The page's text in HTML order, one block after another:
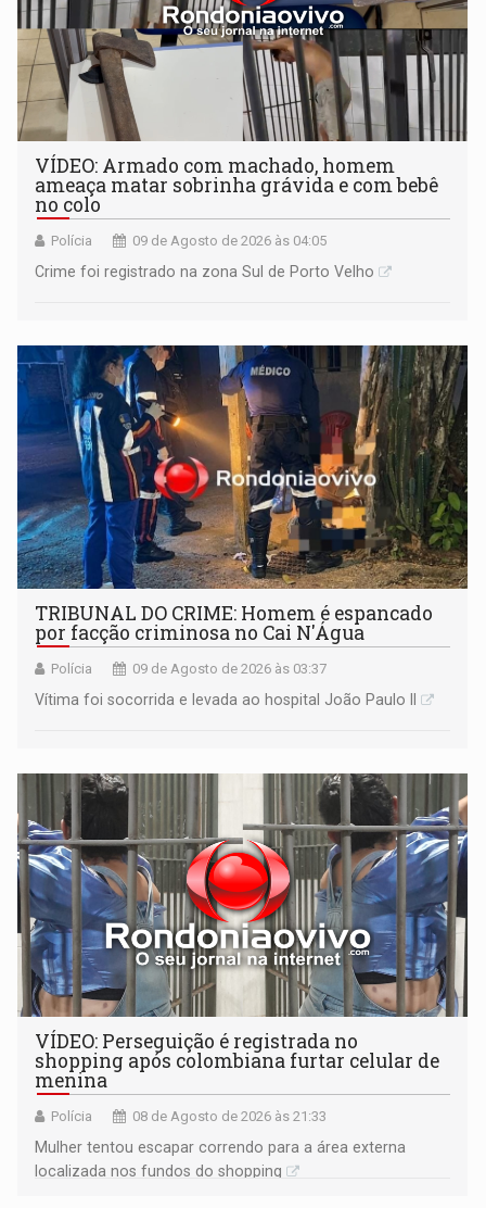
VÍDEO: Armado com machado, homem
ameaça matar sobrinha grávida e com bebê
no colo
Polícia 09 de Agosto de 2026 às 04:05
Crime foi registrado na zona Sul de Porto Velho
TRIBUNAL DO CRIME: Homem é espancado
por facção criminosa no Cai N'Água
Polícia 09 de Agosto de 2026 às 03:37
Vítima foi socorrida e levada ao hospital João Paulo II
VÍDEO: Perseguição é registrada no
shopping após colombiana furtar celular de
menina
Polícia 08 de Agosto de 2026 às 21:33
Mulher tentou escapar correndo para a área externa
localizada nos fundos do shopping